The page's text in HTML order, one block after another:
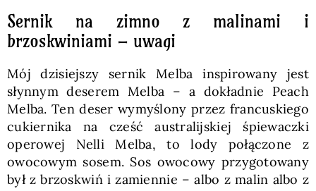
Sernik na zimno z malinami i
brzoskwiniami – uwagi
Mój dzisiejszy sernik Melba inspirowany jest
słynnym deserem Melba – a dokładnie Peach
Melba. Ten deser wymyślony przez francuskiego
cukiernika na cześć australijskiej śpiewaczki
operowej Nelli Melba, to lody połączone z
owocowym sosem. Sos owocowy przygotowany
był z brzoskwiń i zamiennie – albo z malin albo z